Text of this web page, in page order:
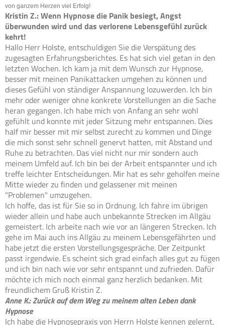
von ganzem Herzen viel Erfolg!
Kristin Z.: Wenn Hypnose die Panik besiegt, Angst
überwunden wird und das verlorene Lebensgefühl zurück
kehrt!
Hallo Herr Holste, entschuldigen Sie die Verspätung des
zugesagten Erfahrungsberichtes. Es hat sich viel getan in den
letzten Wochen. Ich kam ja mit dem Wunsch zur Hypnose,
besser mit meinen Panikattacken umgehen zu können und
dieses Gefühl von ständiger Anspannung lozuwerden. Ich bin
mehr oder weniger ohne konkrete Vorstellungen an die Sache
heran gegangen. Ich habe mich von Anfang an sehr wohl
gefühlt und konnte mit jeder Sitzung mehr entspannen. Dies
half mir besser mit mir selbst zurecht zu kommen und Dinge
die mich sonst sehr schnell genervt hatten, mit Abstand und
Ruhe zu betrachten. Das viel nicht nur mir sondern auch
meinem Umfeld auf. Ich bin bei der Arbeit entspannter und ich
treffe leichter Entscheidungen. Mir hat es sehr geholfen meine
Mitte wieder zu finden und gelassener mit meinen
"Problemen" umzugehen.
Ich hoffe, das ist für Sie so in Ordnung. Ich fahre im übrigen
wieder allein und habe auch unbekannte Strecken im Allgäu
gemeistert. Ich arbeite nach wie vor an längeren Strecken. Ich
gehe im Mai auch ins Allgäu zu meinem Lebensgefährten und
habe jetzt die ersten Vorstellungsgespräche. Der Zeitpunkt
passt irgendwie. Es scheint sich grad einfach alles gut zu fügen
und ich bin nach wie vor sehr entspannt und zufrieden. Dafür
möchte ich mich noch einmal ganz herzlich bedanken. Mit
freundlichem Gruß Kristin Z.
Anne K.: Zurück auf dem Weg zu meinem alten Leben dank
Hypnose
Ich habe die Hypnosepraxis von Herrn Holste kennen gelernt,